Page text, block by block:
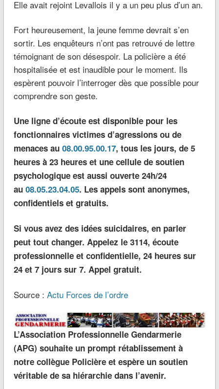
Elle avait rejoint Levallois il y a un peu plus d’un an.
Fort heureusement, la jeune femme devrait s’en
sortir. Les enquêteurs n’ont pas retrouvé de lettre
témoignant de son désespoir. La policière a été
hospitalisée et est inaudible pour le moment. Ils
espèrent pouvoir l’interroger dès que possible pour
comprendre son geste.
Une ligne d’écoute est disponible pour les
fonctionnaires victimes d’agressions ou de
menaces au 08.00.95.00.17, tous les jours, de 5
heures à 23 heures et une cellule de soutien
psychologique est aussi ouverte 24h/24
au 08.05.23.04.05. Les appels sont anonymes,
confidentiels et gratuits.
Si vous avez des idées suicidaires, en parler
peut tout changer. Appelez le 3114, écoute
professionnelle et confidentielle, 24 heures sur
24 et 7 jours sur 7. Appel gratuit.
Source : Actu Forces de l’ordre
L’Association Professionnelle Gendarmerie
(APG) souhaite un prompt rétablissement à
notre collègue Policière et espère un soutien
véritable de sa hiérarchie dans l’avenir.